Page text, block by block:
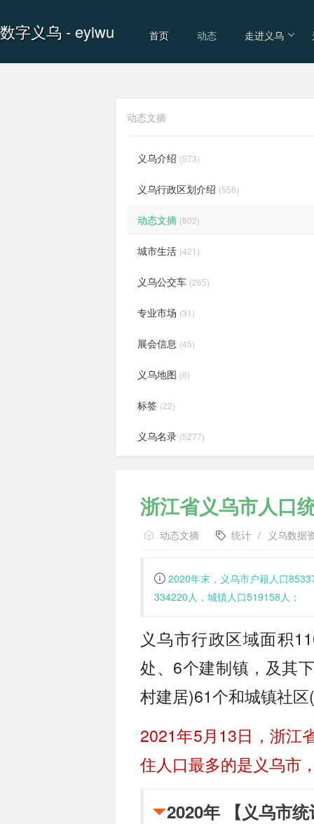
数字义乌 - eyiwu 首页 动态 走进义乌
动态文摘
义乌介绍 (573)
义乌行政区划介绍 (556)
动态文摘 (802)
城市生活 (421)
义乌公交车 (265)
专业市场 (31)
展会信息 (45)
义乌地图 (6)
标签 (22)
义乌名录 (5277)
浙江省义乌市人口
动态文摘 统计 / 义乌数据
2020年末，义乌市户籍人口
334220人，城镇人口519158人；
义乌市行政区域面积
处、6个建制镇，及其
村建居)61个和城镇社
2021年5月13日，浙江
住人口最多的是义乌市
2020年 【义乌市统